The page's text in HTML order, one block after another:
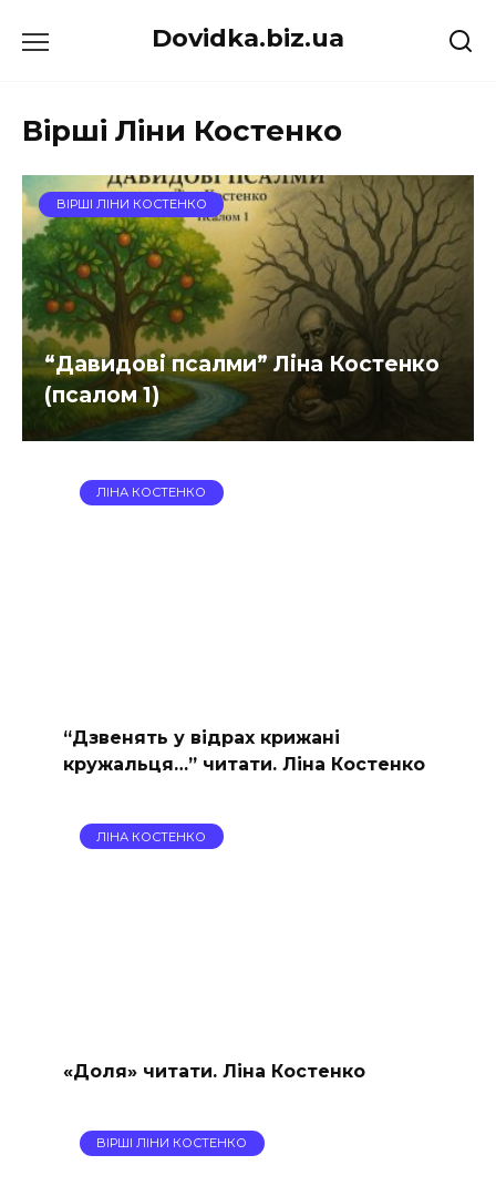
до
Dovidka.biz.ua
Вірші Ліни Костенко
ВІРШІ ЛІНИ КОСТЕНКО
“Давидові псалми” Ліна Костенко
(псалом 1)
ЛІНА КОСТЕНКО
“Дзвенять у відрах крижані
кружальця…” читати. Ліна Костенко
ЛІНА КОСТЕНКО
«Доля» читати. Ліна Костенко
ВІРШІ ЛІНИ КОСТЕНКО